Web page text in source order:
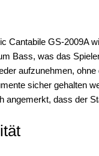
Cantabile GS-2009A
Bass, was das
aufzunehmen,
sicher gehalten
angemerkt, dass der